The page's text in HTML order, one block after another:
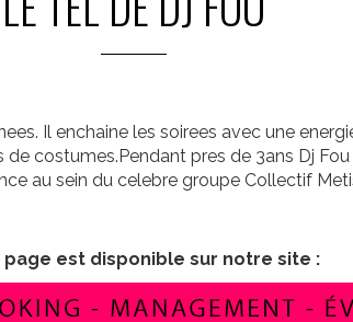
Il enchaine les soirees avec une
costumes.Pendant pres de 3ans Dj
au sein du celebre groupe Collectif
page est disponible sur notre site :